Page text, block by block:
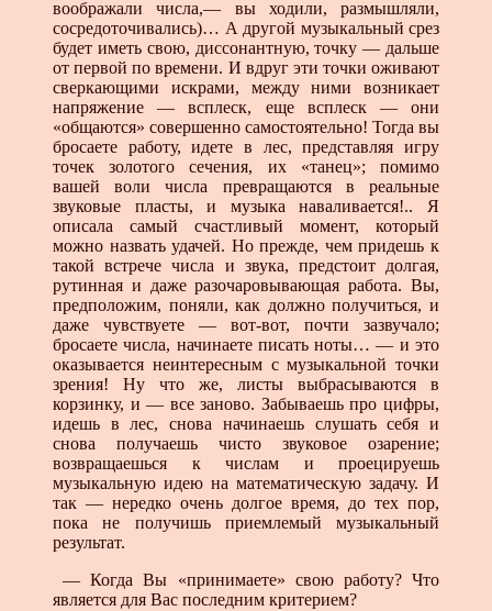
воображали числа,— вы ходили, размышляли,
сосредоточивались)… А другой музыкальный срез
будет иметь свою, диссонантную, точку — дальше
от первой по времени. И вдруг эти точки оживают
сверкающими искрами, между ними возникает
напряжение — всплеск, еще всплеск — они
«общаются» совершенно самостоятельно! Тогда вы
бросаете работу, идете в лес, представляя игру
точек золотого сечения, их «танец»; помимо
вашей воли числа превращаются в реальные
звуковые пласты, и музыка наваливается!.. Я
описала самый счастливый момент, который
можно назвать удачей. Но прежде, чем придешь к
такой встрече числа и звука, предстоит долгая,
рутинная и даже разочаровывающая работа. Вы,
предположим, поняли, как должно получиться, и
даже чувствуете — вот-вот, почти зазвучало;
бросаете числа, начинаете писать ноты… — и это
оказывается неинтересным с музыкальной точки
зрения! Ну что же, листы выбрасываются в
корзинку, и — все заново. Забываешь про цифры,
идешь в лес, снова начинаешь слушать себя и
снова получаешь чисто звуковое озарение;
возвращаешься к числам и проецируешь
музыкальную идею на математическую задачу. И
так — нередко очень долгое время, до тех пор,
пока не получишь приемлемый музыкальный
результат.
— Когда Вы «принимаете» свою работу? Что
является для Вас последним критерием?